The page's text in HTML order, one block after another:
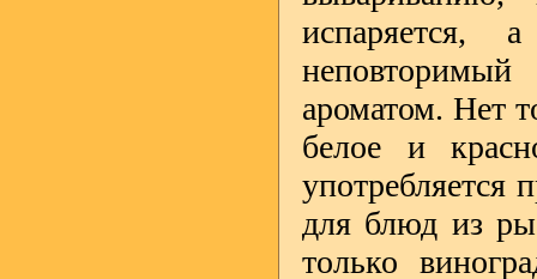
испаряется,
ароматом. Нет
белое и
употребляется
для блюд из
только